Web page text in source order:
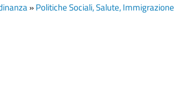
»Politiche Sociali, Salute, Immigrazione